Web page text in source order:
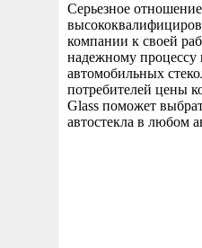
Серьезное отношение
компании к своей
надежному процессу
автомобильных
потребителей цены
Glass поможет
автостекла в любом